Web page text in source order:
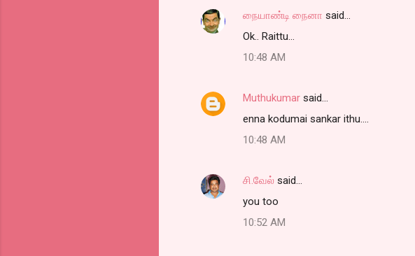
e
நையாண்டி நைனா said…
Ok.. Raittu...
10:48 AM
Muthukumar said…
enna kodumai sankar ithu....
10:48 AM
சி.வேல் said…
you too
10:52 AM